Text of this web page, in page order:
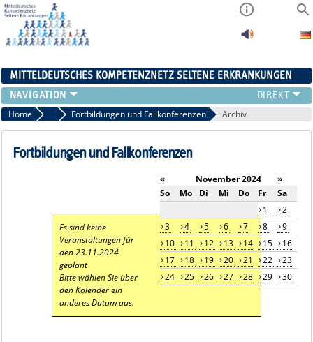
MITTELDEUTSCHES KOMPETENZNETZ SELTENE ERKRANKUNGEN
ÜBERSICHT
A-ZENTRUM
FACHZENTREN
AKTUELLES
Home AktuellesFortbildungen und Fallkonferenzen Archiv
Fortbildungen und Fallkonferenzen
« November 2024
»
So
Mo Di Mi Do Fr
Sa
1
2
3
4 5 6 7 8
9
10
11 12 13 14 15
16
17
18 19 20 21 22
23
24
25 26 27 28 29 30
Es sind keine
Veranstaltungen für
den 23.11.2024
geplant
Bitte wählen Sie über
den Kalender ein
anderes Datum aus.